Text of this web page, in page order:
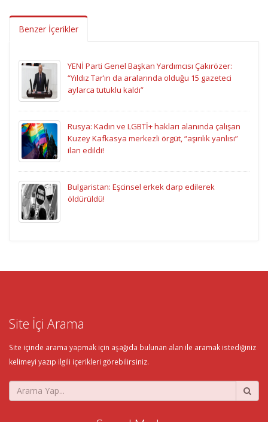
Benzer İçerikler
YENİ Parti Genel Başkan Yardımcısı Çakırözer:
“Yıldız Tar’ın da aralarında olduğu 15 gazeteci
aylarca tutuklu kaldı”
Rusya: Kadın ve LGBTİ+ hakları alanında çalışan
Kuzey Kafkasya merkezli örgüt, “aşırılık yanlısı”
ilan edildi!
Bulgaristan: Eşcinsel erkek darp edilerek
öldürüldü!
Site İçi Arama
Site içinde arama yapmak için aşağıda bulunan alan ile aramak istediğiniz
kelimeyi yazıp ilgili içerikleri görebilirsiniz.